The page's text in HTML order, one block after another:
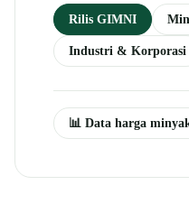
Rilis GIMNI
Industri & Korporasi
📊 Data harga